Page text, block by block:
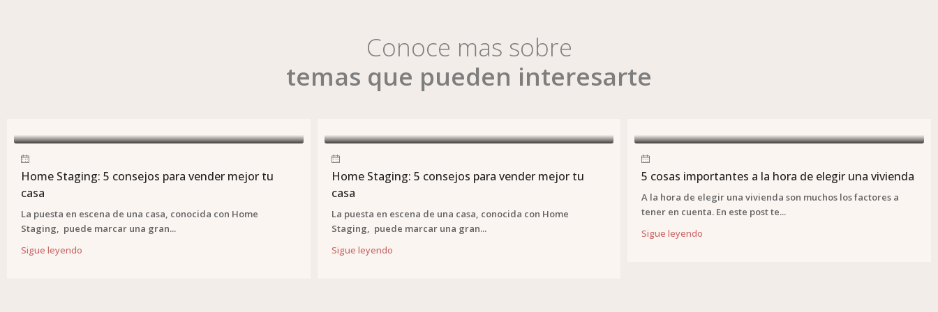
Conoce mas sobre
temas que pueden interesarte
Home Staging: 5 consejos para vender mejor tu
casa
La puesta en escena de una casa, conocida con Home
Staging, puede marcar una gran...
Sigue leyendo
Home Staging: 5 consejos para vender mejor tu
casa
La puesta en escena de una casa, conocida con Home
Staging, puede marcar una gran...
Sigue leyendo
5 cosas importantes a la hora de elegir una vivienda
A la hora de elegir una vivienda son muchos los factores a
tener en cuenta. En este post te...
Sigue leyendo